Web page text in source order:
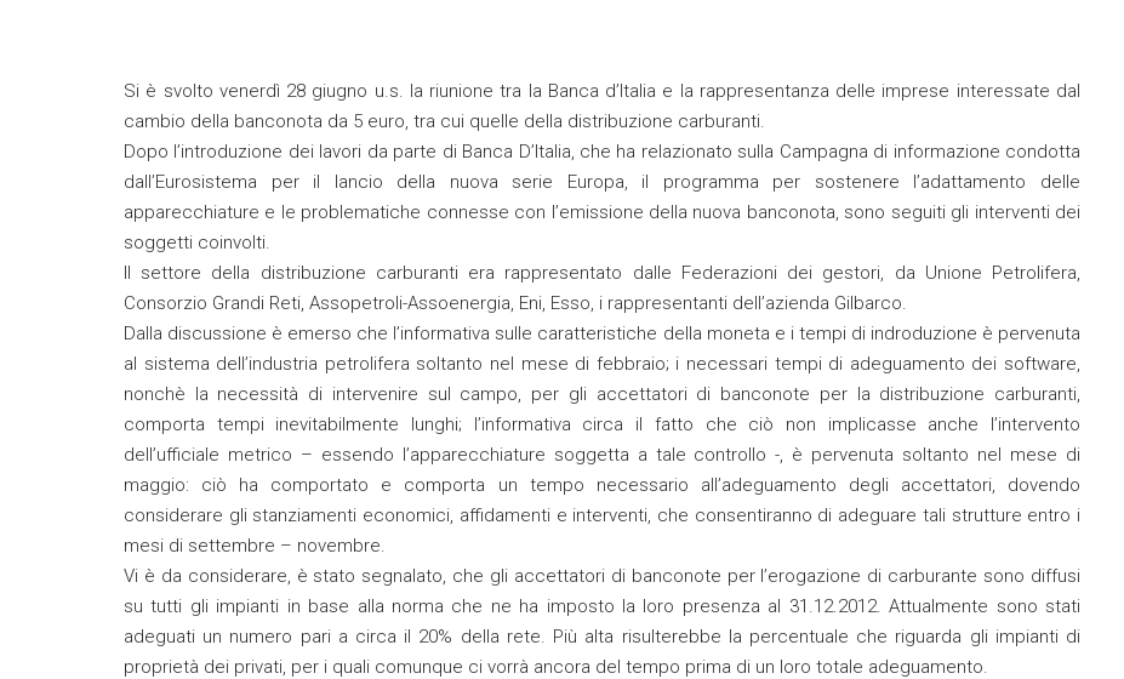
Si è svolto venerdì 28 giugno u.s. la riunione tra la Banca d’Italia e la rappresentanza delle imprese interessate dal
cambio della banconota da 5 euro, tra cui quelle della distribuzione carburanti.
Dopo l’introduzione dei lavori da parte di Banca D’Italia, che ha relazionato sulla Campagna di informazione condotta
dall’Eurosistema per il lancio della nuova serie Europa, il programma per sostenere l’adattamento delle
apparecchiature e le problematiche connesse con l’emissione della nuova banconota, sono seguiti gli interventi dei
soggetti coinvolti.
Il settore della distribuzione carburanti era rappresentato dalle Federazioni dei gestori, da Unione Petrolifera,
Consorzio Grandi Reti, Assopetroli-Assoenergia, Eni, Esso, i rappresentanti dell’azienda Gilbarco.
Dalla discussione è emerso che l’informativa sulle caratteristiche della moneta e i tempi di indroduzione è pervenuta
al sistema dell’industria petrolifera soltanto nel mese di febbraio; i necessari tempi di adeguamento dei software,
nonchè la necessità di intervenire sul campo, per gli accettatori di banconote per la distribuzione carburanti,
comporta tempi inevitabilmente lunghi; l’informativa circa il fatto che ciò non implicasse anche l’intervento
dell’ufficiale metrico – essendo l’apparecchiature soggetta a tale controllo -, è pervenuta soltanto nel mese di
maggio: ciò ha comportato e comporta un tempo necessario all’adeguamento degli accettatori, dovendo
considerare gli stanziamenti economici, affidamenti e interventi, che consentiranno di adeguare tali strutture entro i
mesi di settembre – novembre.
Vi è da considerare, è stato segnalato, che gli accettatori di banconote per l’erogazione di carburante sono diffusi
su tutti gli impianti in base alla norma che ne ha imposto la loro presenza al 31.12.2012. Attualmente sono stati
adeguati un numero pari a circa il 20% della rete. Più alta risulterebbe la percentuale che riguarda gli impianti di
proprietà dei privati, per i quali comunque ci vorrà ancora del tempo prima di un loro totale adeguamento.